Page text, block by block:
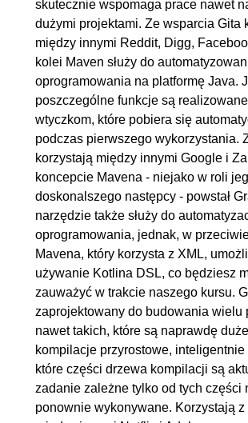
6.5. Pobieranie zmian w kodzie
oraz nadpisywanie stanu gałęzi
6.6. Cofanie stanu gałęzi
6.7. Pracowanie na wielu
gałęziach
6.8. Ignorowanie plików oraz
folderów
6.9. Korzystanie z Gita w
IntelliJ IDEA
7. Najpopularniejsze serwisy
oferujące umieszczanie projektów
używających Gita
7.1. GitHub
7.2. GitLab
7.3. BitBucket
8. Maven - narzędzie do budowania
skutecznie wspomaga prace nawet
dużymi projektami. Ze wsparcia Gita
między innymi Reddit, Digg,
kolei Maven służy do
oprogramowania na platformę Java.
poszczególne funkcje są
wtyczkom, które pobiera się
podczas pierwszego wykorzystania.
korzystają między innymi Google i
koncepcie Mavena - niejako w roli
doskonalszego następcy - powstał
narzędzie także służy do
oprogramowania, jednak, w
Mavena, który korzysta z XML,
używanie Kotlina DSL, co będziesz
zauważyć w trakcie naszego kursu.
zaprojektowany do budowania wielu
nawet takich, które są naprawdę
kompilacje przyrostowe, inteligentnie
które części drzewa kompilacji są
zadanie zależne tylko od tych części
ponownie wykonywane. Korzystają z